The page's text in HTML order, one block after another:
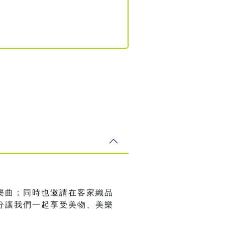
；同時也邀請在客家織品
我們一起享受美物、美樂